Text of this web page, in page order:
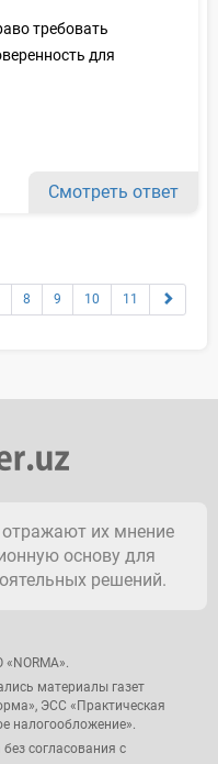
требовать
для
Смотреть ответ
8 9 10 11
отражают их мнение
основу для
решений.
материалы газет
ЭСС «Практическая
налогообложение».
согласования с